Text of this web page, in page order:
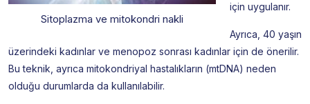
Sitoplazma ve mitokondri nakli
için uygulanır.
Ayrıca, 40 yaşın
üzerindeki kadınlar ve menopoz sonrası kadınlar için de önerilir.
Bu teknik, ayrıca mitokondriyal hastalıkların (mtDNA) neden
olduğu durumlarda da kullanılabilir.